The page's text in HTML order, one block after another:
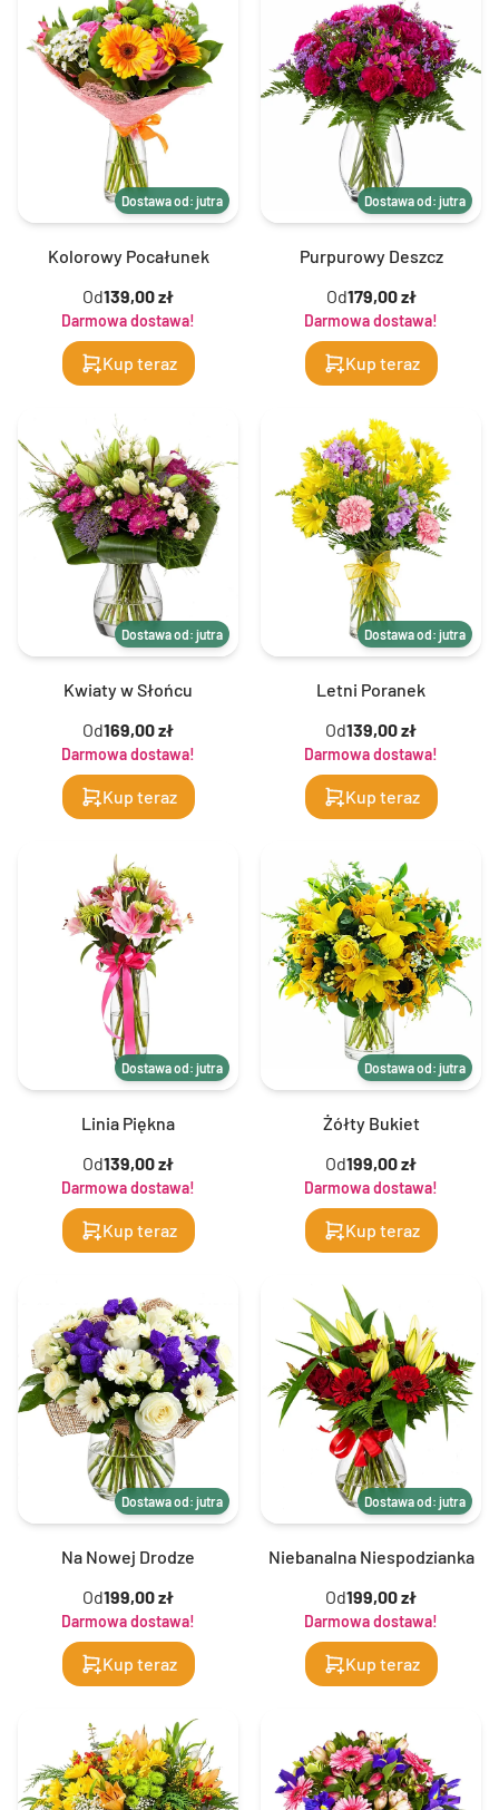
Dostawa od: jutra
Kolorowy Pocałunek
Od139,00 zł
Darmowa dostawa!
Kup teraz
Dostawa od: jutra
Purpurowy Deszcz
Od179,00 zł
Darmowa dostawa!
Kup teraz
Dostawa od: jutra
Kwiaty w Słońcu
Od169,00 zł
Darmowa dostawa!
Kup teraz
Dostawa od: jutra
Letni Poranek
Od139,00 zł
Darmowa dostawa!
Kup teraz
Dostawa od: jutra
Linia Piękna
Od139,00 zł
Darmowa dostawa!
Kup teraz
Dostawa od: jutra
Żółty Bukiet
Od199,00 zł
Darmowa dostawa!
Kup teraz
Dostawa od: jutra
Na Nowej Drodze
Od199,00 zł
Darmowa dostawa!
Kup teraz
Dostawa od: jutra
Niebanalna Niespodzianka
Od199,00 zł
Darmowa dostawa!
Kup teraz